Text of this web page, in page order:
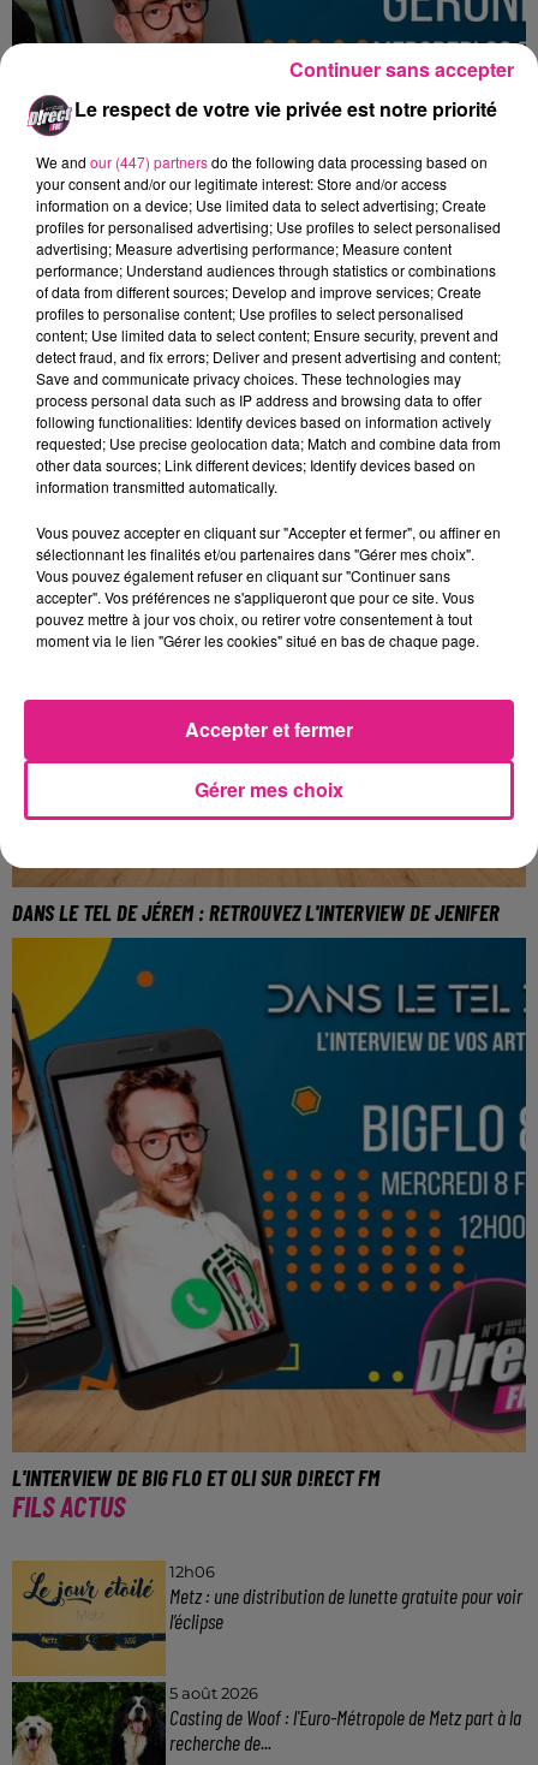
L'INTERVIEW DE GERONIMO DANS LE TEL DE JÉREM
Le lorraine revient sur le devant de la scène pour
notre plus grand plaisir.
DANS LE TEL DE JÉREM : RETROUVEZ L'INTERVIEW DE JENIFER
La chanteuse se produira le 3 mars au Galaxie
d'Amnéville.
L'INTERVIEW DE BIG FLO ET OLI SUR D!RECT FM
Tentez également de gagner vos places pour leur
FILS ACTUS
12h06
Metz : une distribution de lunette gratuite pour voir
l’éclipse
5 août 2026
Casting de Woof : l'Euro-Métropole de Metz part à la
recherche de...
Le respect de votre vie privée est notre priorité
We and our (447) partnersdo the following data processing based on
your consent and/or our legitimate interest: Store and/or access
information on a device; Use limited data to select advertising; Create
profiles for personalised advertising; Use profiles to select personalised
advertising; Measure advertising performance; Measure content
performance; Understand audiences through statistics or combinations
of data from different sources; Develop and improve services; Create
profiles to personalise content; Use profiles to select personalised
content; Use limited data to select content; Ensure security, prevent and
detect fraud, and fix errors; Deliver and present advertising and content;
Save and communicate privacy choices. These technologies may
process personal data such as IP address and browsing data to offer
following functionalities: Identify devices based on information actively
requested; Use precise geolocation data; Match and combine data from
other data sources; Link different devices; Identify devices based on
information transmitted automatically.
Vous pouvez accepter en cliquant sur "Accepter et fermer", ou affiner en
sélectionnant les finalités et/ou partenaires dans "Gérer mes choix".
Vous pouvez également refuser en cliquant sur "Continuer sans
accepter". Vos préférences ne s'appliqueront que pour ce site. Vous
pouvez mettre à jour vos choix, ou retirer votre consentement à tout
moment via le lien "Gérer les cookies" situé en bas de chaque page.
Gérer mes choix
Accepter et fermer
Continuer sans accepter